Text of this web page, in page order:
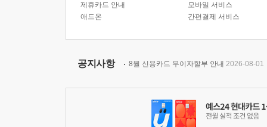
제휴카드 안내
애드온
모바일 서비스
간편결제 서비스
공지사항 8월 신용카드 무이자할부 안내 2026-08-01